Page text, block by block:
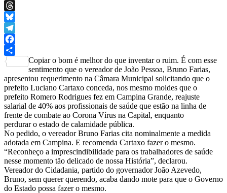
X
Threads
Bluesky
Telegram
Facebook
Share
Copiar o bom é melhor do que inventar o ruim. É com esse
sentimento que o vereador de João Pessoa, Bruno Farias,
apresentou requerimento na Câmara Municipal solicitando que o
prefeito Luciano Cartaxo conceda, nos mesmo moldes que o
prefeito Romero Rodrigues fez em Campina Grande, reajuste
salarial de 40% aos profissionais de saúde que estão na linha de
frente de combate ao Corona Vírus na Capital, enquanto
perdurar o estado de calamidade pública.
No pedido, o vereador Bruno Farias cita nominalmente a medida
adotada em Campina. E recomenda Cartaxo fazer o mesmo.
“Reconheço a imprescindibilidade para os trabalhadores de saúde
nesse momento tão delicado de nossa História”, declarou.
Vereador do Cidadania, partido do governador João Azevedo,
Bruno, sem querer querendo, acaba dando mote para que o Governo
do Estado possa fazer o mesmo.